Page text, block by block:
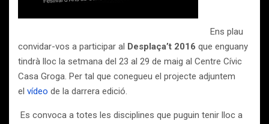
Ens plau
convidar-vos a participar al Desplaça’t 2016 que enguany
tindrà lloc la setmana del 23 al 29 de maig al Centre Cívic
Casa Groga. Per tal que conegueu el projecte adjuntem
el vídeo de la darrera edició.
Es convoca a totes les disciplines que puguin tenir lloc a